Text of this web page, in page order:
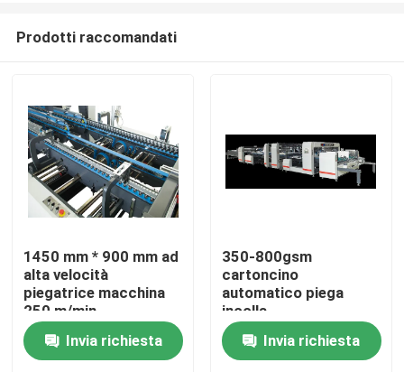
Casa.
Prodotti
Su di noi
Prodotti raccomandati
1450 mm * 900 mm ad
alta velocità
piegatrice macchina
250 m/min
Invia richiesta
350-800gsm
cartoncino
automatico piega
incolla
Invia richiesta